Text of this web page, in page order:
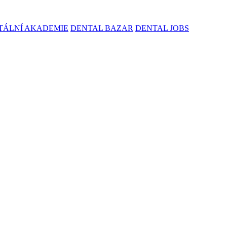
AKADEMIE DENTAL BAZAR DENTAL JOBS